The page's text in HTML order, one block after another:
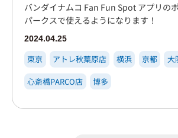
バンダイナムコ Fan Fun Spot アプリの
パークスで使えるようになります！
2024.04.25
東京 アトレ秋葉原店 横浜 京都
大
心斎橋PARCO店
博多